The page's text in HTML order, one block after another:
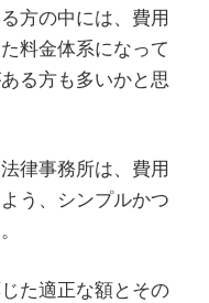
方の中には、費用
料金体系になって
る方も多いかと思
律事務所は、費用
う、シンプルかつ
た適正な額とその